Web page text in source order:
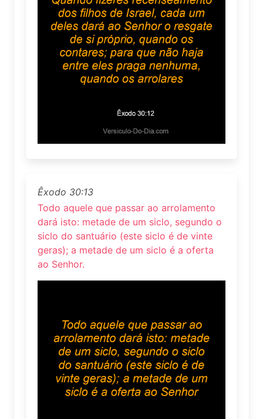
Êxodo 30:13
Todo aquele que passar ao arrolamento
dará isto: metade de um siclo, segundo o
siclo do santuário (este siclo é de vinte
geras); a metade de um siclo é a oferta
ao Senhor.